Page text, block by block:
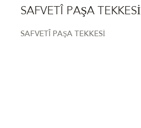
SAFVETÎ PAŞA TEKKESİ
SAFVETÎ PAŞA TEKKESİ